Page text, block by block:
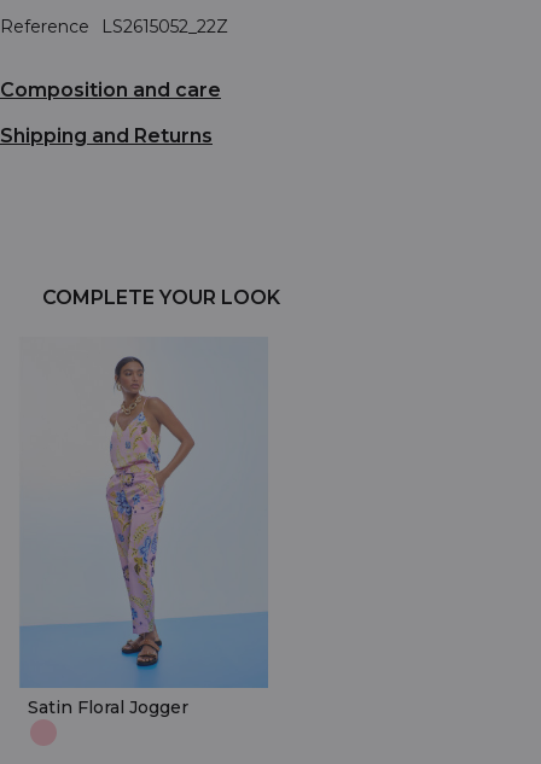
Reference
LS2615052_22Z
Composition and care
Shipping and Returns
COMPLETE YOUR LOOK
Satin Floral Jogger